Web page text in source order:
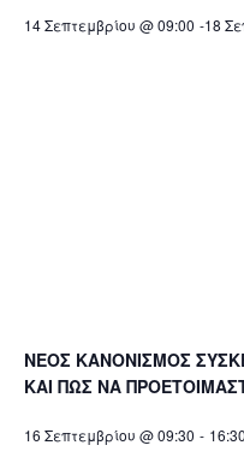
14 Σεπτεμβρίου @ 09:00 -18
ΝΕΟΣ ΚΑΝΟΝΙΣΜΟΣ
ΚΑΙ ΠΩΣ ΝΑ
16 Σεπτεμβρίου @ 09:30 - 16:30